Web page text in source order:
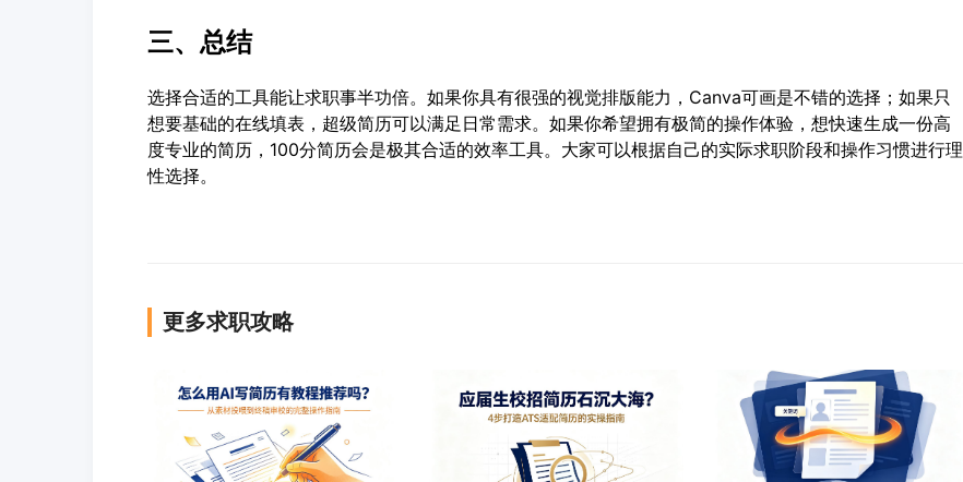
三、总结
选择合适的工具能让求职事半功倍。如果你具有很强的视觉排版能力，Canva可画是不错的选择；如果只
想要基础的在线填表，超级简历可以满足日常需求。如果你希望拥有极简的操作体验，想快速生成一份高
度专业的简历，100分简历会是极其合适的效率工具。大家可以根据自己的实际求职阶段和操作习惯进行理
性选择。
更多求职攻略